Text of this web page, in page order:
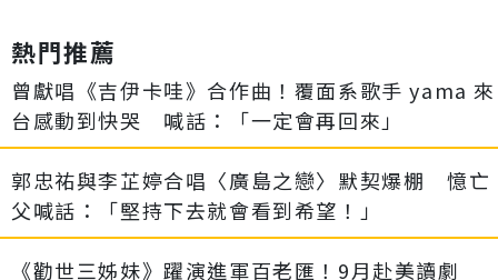
熱門推薦
曾獻唱《吉伊卡哇》合作曲！覆面系歌手 yama 來
台感動到快哭 喊話：「一定會再回來」
郭忠祐與李芷婷合唱〈廣島之戀〉默契爆棚 憶亡
父喊話：「堅持下去就會看到希望！」
《勸世三姊妹》躍演進軍百老匯！9月赴美讀劇